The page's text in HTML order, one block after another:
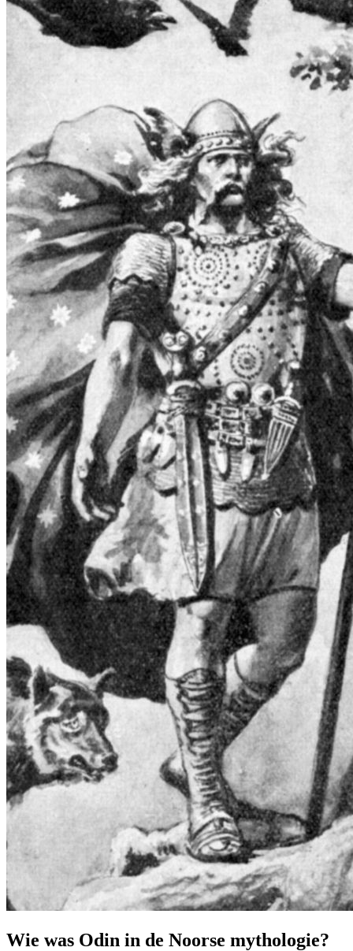
Wie was Odin in de Noorse mythologie?